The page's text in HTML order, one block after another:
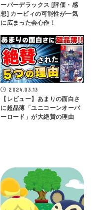
ーパーデラックス [評価・感
想] カービィの可能性が一気
に広まった会心作！
2024.03.13
【レビュー】あまりの面白さ
に超品薄「ユニコーンオーバ
ーロード」が大絶賛の理由